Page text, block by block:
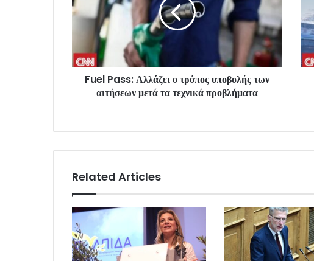
Fuel Pass: Αλλάζει ο τρόπος υποβολής των
αιτήσεων μετά τα τεχνικά προβλήματα
Related Articles